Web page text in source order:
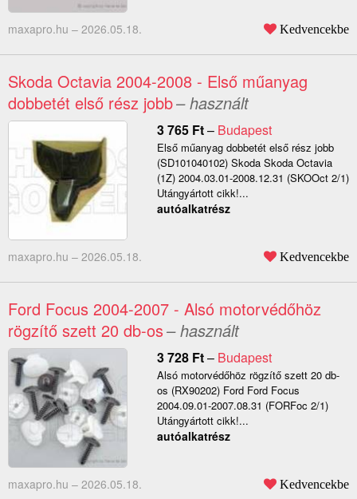
maxapro.hu – 2026.05.18. Kedvencekbe
Skoda Octavia 2004-2008 - Első műanyag
dobbetét első rész jobb– használt
3 765 Ft– Budapest
Első műanyag dobbetét első rész jobb
(SD101040102) Skoda Skoda Octavia
(1Z) 2004.03.01-2008.12.31 (SKOOct 2/1)
Utángyártott cikk!...
autóalkatrész
maxapro.hu – 2026.05.18. Kedvencekbe
Ford Focus 2004-2007 - Alsó motorvédőhöz
rögzítő szett 20 db-os– használt
3 728 Ft– Budapest
Alsó motorvédőhöz rögzítő szett 20 db-
os (RX90202) Ford Ford Focus
2004.09.01-2007.08.31 (FORFoc 2/1)
Utángyártott cikk!...
autóalkatrész
maxapro.hu – 2026.05.18. Kedvencekbe